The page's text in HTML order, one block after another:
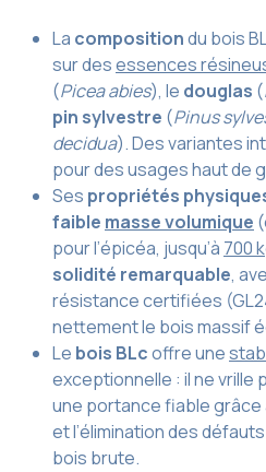
La compositiondu bois
sur desessences
(Picea abies), le douglas (
pin sylvestre (Pinus
decidua). Des variantes
pour des usages haut de
Ses propriétés
faible masse volumique
pour l’épicéa, jusqu’à 700
solidité remarquable,
résistance certifiées
nettement le bois massif
Le bois BLcoffre une
exceptionnelle : il ne vrille
une portance fiable grâce
et l’élimination des
bois brute.